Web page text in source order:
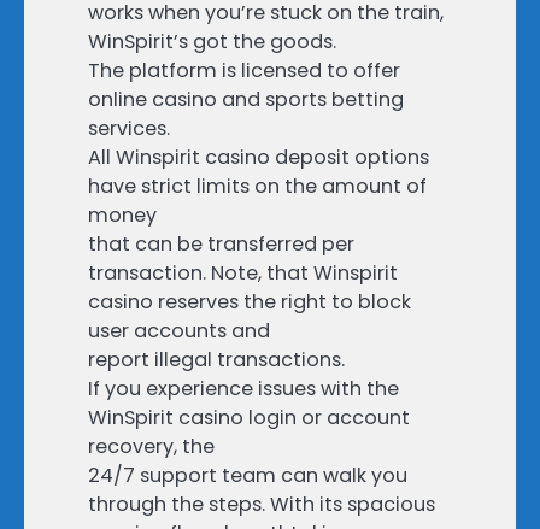
works when you’re stuck on the train,
WinSpirit’s got the goods.
The platform is licensed to offer
online casino and sports betting
services.
All Winspirit casino deposit options
have strict limits on the amount of
money
that can be transferred per
transaction. Note, that Winspirit
casino reserves the right to block
user accounts and
report illegal transactions.
If you experience issues with the
WinSpirit casino login or account
recovery, the
24/7 support team can walk you
through the steps. With its spacious